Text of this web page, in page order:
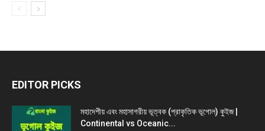
EDITOR PICKS
মহাদেশীয় এবং মহাসাগরীয় ভূত্বক (প্রাকৃতিক ভূগোল) কুইজ |
Continental vs Oceanic...